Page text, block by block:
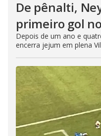
De pênalti,
primeiro gol
Depois de um ano e
encerra jejum em plena